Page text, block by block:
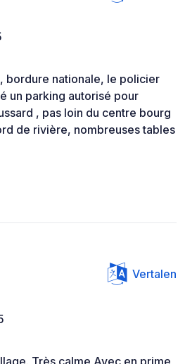
bordure nationale, le policier
un parking autorisé pour
, pas loin du centre bourg
de rivière, nombreuses tables
Vertalen
Très calme Avec en prime